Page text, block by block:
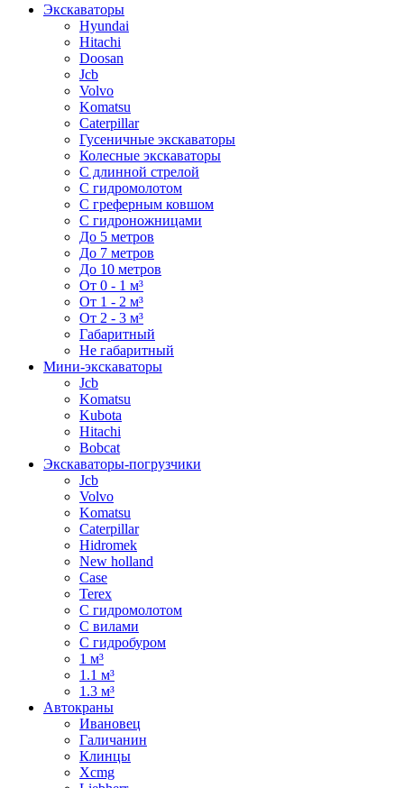
Экскаваторы
Hyundai
Hitachi
Doosan
Jcb
Volvo
Komatsu
Caterpillar
Гусеничные экскаваторы
Колесные экскаваторы
С длинной стрелой
С гидромолотом
С греферным ковшом
С гидроножницами
До 5 метров
До 7 метров
До 10 метров
От 0 - 1 м³
От 1 - 2 м³
От 2 - 3 м³
Габаритный
Не габаритный
Мини-экскаваторы
Jcb
Komatsu
Kubota
Hitachi
Bobcat
Экскаваторы-погрузчики
Jcb
Volvo
Komatsu
Caterpillar
Hidromek
New holland
Case
Terex
С гидромолотом
С вилами
С гидробуром
1 м³
1.1 м³
1.3 м³
Автокраны
Ивановец
Галичанин
Клинцы
Xcmg